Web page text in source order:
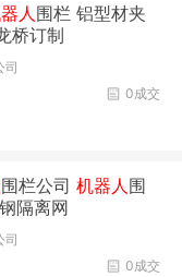
人 围栏 铝型材夹
桥订制
司
0成交
围栏公司机器人围
隔离网
司
0成交